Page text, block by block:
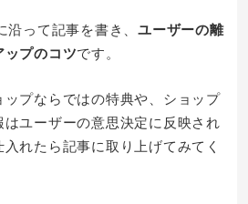
って記事を書き、 ユーザーの離
プのコツです。
ップならではの特典や、ショップ
ユーザーの意思決定に反映され
れたら記事に取り上げてみてく